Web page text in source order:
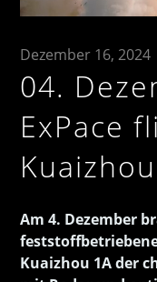
Dezember 16, 2024
04.
ExPace
Am 4. Dezember
Kuaizhou 1A der